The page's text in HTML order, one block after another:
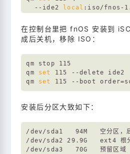
  --ide2
local :iso/fnos-
qm set 115 --boot
在控制台里把 fnOS 安装到
成后关机，移除 ISO：
qm stop 115
qm set
115 --delete ide2
qm set
安装后分区大致如下：
/dev/sda1   94M   空分区
/dev/sda2 29.9G   ext4 根